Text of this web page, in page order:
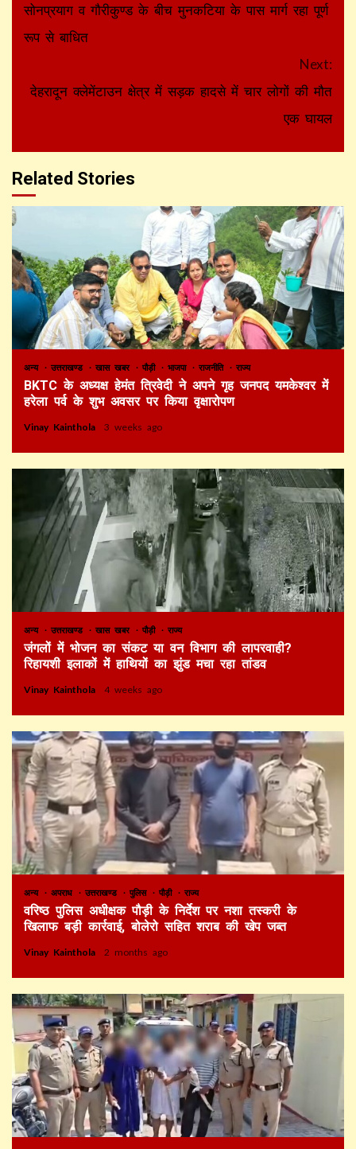
Reading
सोनप्रयाग व गौरीकुण्ड के बीच मुनकटिया के पास मार्ग रहा पूर्ण
रूप से बाधित
Next:
देहरादून क्लेमेंटाउन क्षेत्र में सड़क हादसे में चार लोगों की मौत
एक घायल
Related Stories
अन्य उत्तराखण्ड खास खबर पौड़ी भाजपा राजनीति राज्य
BKTC के अध्यक्ष हेमंत त्रिवेदी ने अपने गृह जनपद यमकेश्वर में
हरेला पर्व के शुभ अवसर पर किया वृक्षारोपण
Vinay Kainthola 3 weeks ago
अन्य उत्तराखण्ड खास खबर पौड़ी राज्य
जंगलों में भोजन का संकट या वन विभाग की लापरवाही?
रिहायशी इलाकों में हाथियों का झुंड मचा रहा तांडव
Vinay Kainthola 4 weeks ago
अन्य अपराध उत्तराखण्ड पुलिस पौड़ी राज्य
वरिष्ठ पुलिस अधीक्षक पौड़ी के निर्देश पर नशा तस्करी के
खिलाफ बड़ी कार्रवाई, बोलेरो सहित शराब की खेप जब्त
Vinay Kainthola 2 months ago